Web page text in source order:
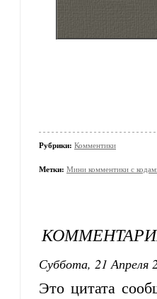
Рубрики: Комментики
Метки: Мини комментики с
Суббота, 21 Апреля
Это цитата